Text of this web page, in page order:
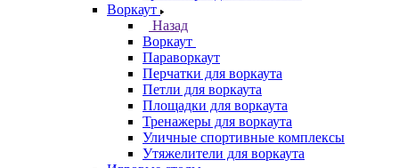
Воркаут
Назад
Воркаут
Параворкаут
Перчатки для воркаута
Петли для воркаута
Площадки для воркаута
Тренажеры для воркаута
Уличные спортивные комплексы
Утяжелители для воркаута